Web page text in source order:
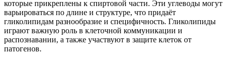
которые прикреплены к спиртовой части. Эти углеводы могут
варьироваться по длине и структуре, что придаёт
гликолипидам разнообразие и специфичность. Гликолипиды
играют важную роль в клеточной коммуникации и
распознавании, а также участвуют в защите клеток от
патогенов.